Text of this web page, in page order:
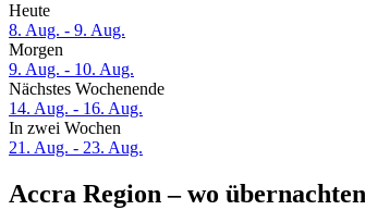
Heute
8. Aug. - 9. Aug.
Morgen
9. Aug. - 10. Aug.
Nächstes Wochenende
14. Aug. - 16. Aug.
In zwei Wochen
21. Aug. - 23. Aug.
Accra Region – wo